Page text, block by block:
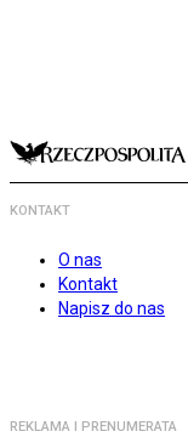
KONTAKT
O nas
Kontakt
Napisz do nas
REKLAMA I PRENUMERATA